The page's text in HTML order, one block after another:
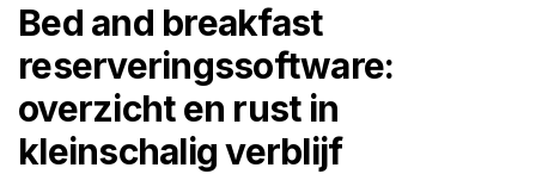
Bed and breakfast
reserveringssoftware:
overzicht en rust in
kleinschalig verblijf